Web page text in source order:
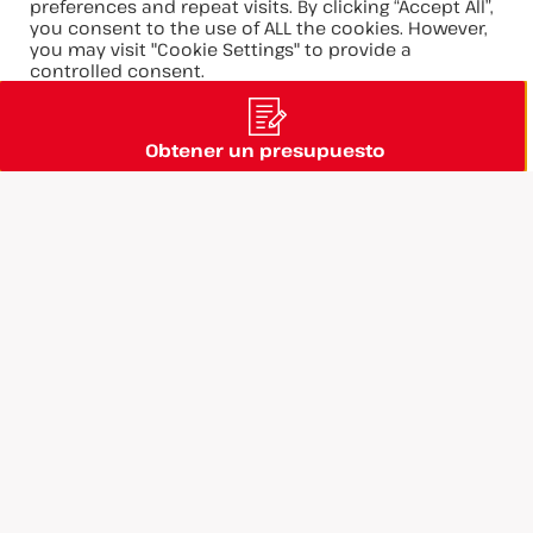
Carreras
Grupo
@ 2025 - SETIC POURTIER
Aviso legal y CGU
preferences and repeat visits. By clicking “Accept All”,
you consent to the use of ALL the cookies. However,
you may visit "Cookie Settings" to provide a
controlled consent.
Accept All
Obtener un presupuesto